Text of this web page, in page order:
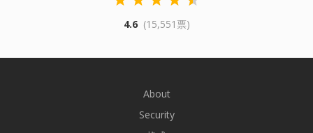
4.6 (15,551票)
About
Security